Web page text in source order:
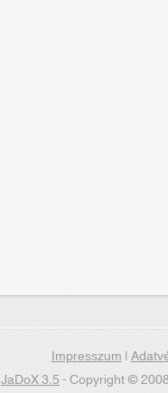
Impresszum|
JaDoX 3.5- Copyright ©